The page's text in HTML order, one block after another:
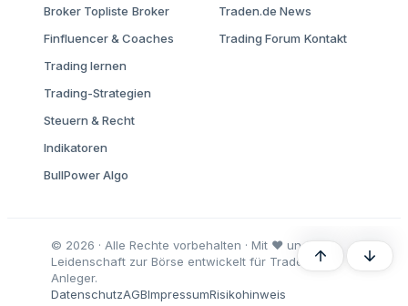
Broker Topliste Broker
Finfluencer & Coaches
Trading lernen
Trading-Strategien
Steuern & Recht
Indikatoren
BullPower Algo
Traden.de News
Trading Forum Kontakt
© 2026 · Alle Rechte vorbehalten · Mit ♥ und
Leidenschaft zur Börse entwickelt für Trader und
Anleger.
DatenschutzAGBImpressumRisikohinweis
Oben Unten